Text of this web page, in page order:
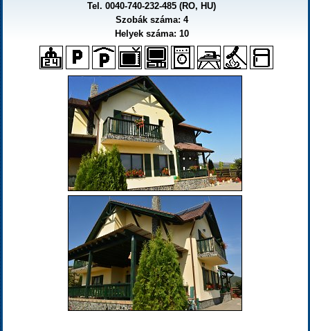
Tel. 0040-740-232-485 (RO, HU)
Szobák száma: 4
Helyek száma: 10